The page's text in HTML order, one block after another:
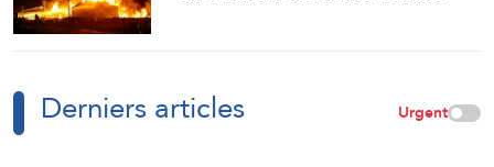
Derniers articles Urgent